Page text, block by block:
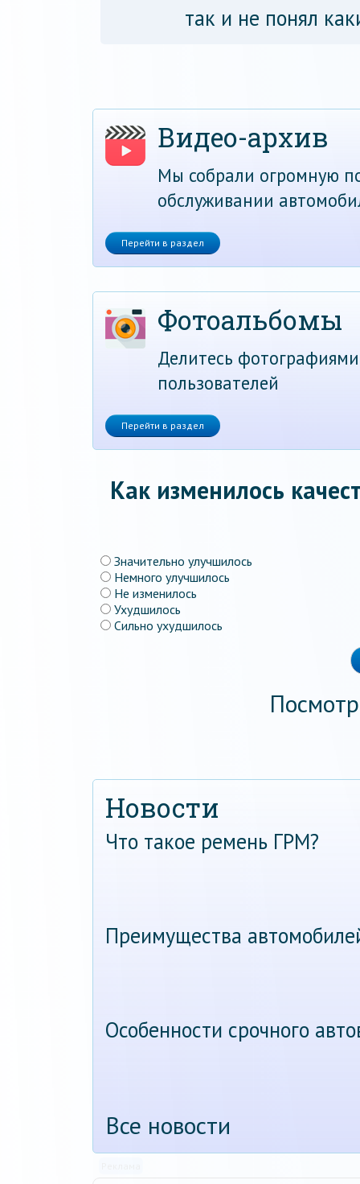
так и не понял
Видео-архив
Мы собрали огромную
обслуживании
Перейти в раздел
Фотоальбомы
Делитесь
пользователей
Перейти в раздел
Как изменилось
Значительно улучшилось
Немного улучшилось
Не изменилось
Ухудшилось
Сильно ухудшилось
Новости
Что такое ремень ГРМ?
Преимущества
Особенности срочного
Все новости